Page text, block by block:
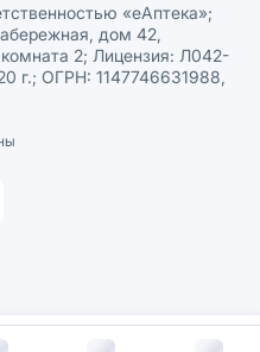
«еАптека»;
дом 42,
2; Лицензия: Л042-
г.; ОГРН: 1147746631988,